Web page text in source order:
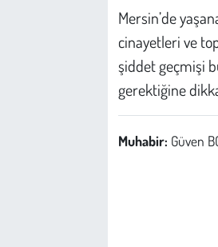
Mersin’de
cinayetleri ve
şiddet geçmişi
gerektiğine
Muhabir: Güven